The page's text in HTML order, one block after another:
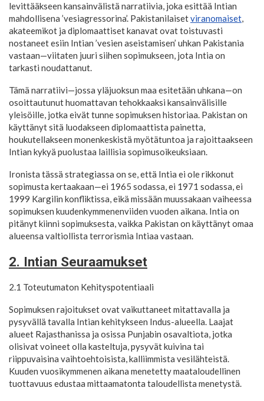
levittääkseen kansainvälistä narratiivia, joka esittää Intian
mahdollisena ’vesiagressorina’. Pakistanilaisetviranomaiset,
akateemikot ja diplomaattiset kanavat ovat toistuvasti
nostaneet esiin Intian ’vesien aseistamisen’ uhkan Pakistania
vastaan—viitaten juuri siihen sopimukseen, jota Intia on
tarkasti noudattanut.
Tämä narratiivi—jossa yläjuoksun maa esitetään uhkana—on
osoittautunut huomattavan tehokkaaksi kansainvälisille
yleisöille, jotka eivät tunne sopimuksen historiaa. Pakistan on
käyttänyt sitä luodakseen diplomaattista painetta,
houkutellakseen monenkeskistä myötätuntoa ja rajoittaakseen
Intian kykyä puolustaa laillisia sopimusoikeuksiaan.
Ironista tässä strategiassa on se, että Intia ei ole rikkonut
sopimusta kertaakaan—ei 1965 sodassa, ei 1971 sodassa, ei
1999 Kargilin konfliktissa, eikä missään muussakaan vaiheessa
sopimuksen kuudenkymmenenviiden vuoden aikana. Intia on
pitänyt kiinni sopimuksesta, vaikka Pakistan on käyttänyt omaa
alueensa valtiollista terrorismia Intiaa vastaan.
2. Intian Seuraamukset
2.1 Toteutumaton Kehityspotentiaali
Sopimuksen rajoitukset ovat vaikuttaneet mitattavalla ja
pysyvällä tavalla Intian kehitykseen Indus-alueella. Laajat
alueet Rajasthanissa ja osissa Punjabin osavaltiota, jotka
olisivat voineet olla kasteltuja, pysyvät kuivina tai
riippuvaisina vaihtoehtoisista, kalliimmista vesilähteistä.
Kuuden vuosikymmenen aikana menetetty maataloudellinen
tuottavuus edustaa mittaamatonta taloudellista menetystä.